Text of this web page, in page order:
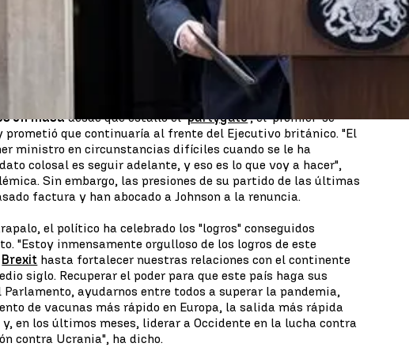
No obstante, mantendrá sus funciones al frente del Gobierno
de forma interina, mientras se elige a su sucesor. "El
debería tener nuevo líder y por tanto primer ministro. He
para empezar el proceso y el calendario lo anunciaremos
hoy he nombrado un nuevo gabinete que dirigiré hasta que
ha confirmado.
en masadesde que estalló el 'partygate', el 'premier' se
prometió que continuaría al frente del Ejecutivo británico. "El
ministro en circunstancias difíciles cuando se le ha
colosal es seguir adelante, y eso es lo que voy a hacer",
Sin embargo, las presiones de su partido de las últimas
factura y han abocado a Johnson a la renuncia.
el político ha celebrado los "logros" conseguidos
"Estoy inmensamente orgulloso de los logros de este
Brexit hasta fortalecer nuestras relaciones con el continente
siglo. Recuperar el poder para que este país haga sus
Parlamento, ayudarnos entre todos a superar la pandemia,
de vacunas más rápido en Europa, la salida más rápida
en los últimos meses, liderar a Occidente en la lucha contra
contra Ucrania", ha dicho.